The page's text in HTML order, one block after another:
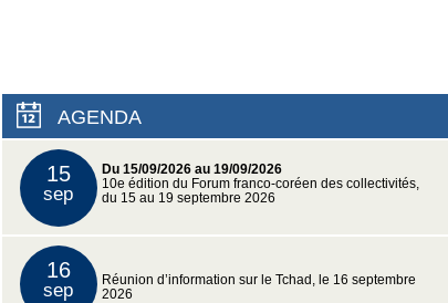
AGENDA
15
sep
Du 15/09/2026 au 19/09/2026
10e édition du Forum franco-coréen des collectivités,
du 15 au 19 septembre 2026
16
sep
Réunion d’information sur le Tchad, le 16 septembre
2026